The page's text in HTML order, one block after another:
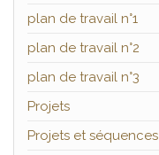
plan de travail n°1
plan de travail n°2
plan de travail n°3
Projets
Projets et séquences